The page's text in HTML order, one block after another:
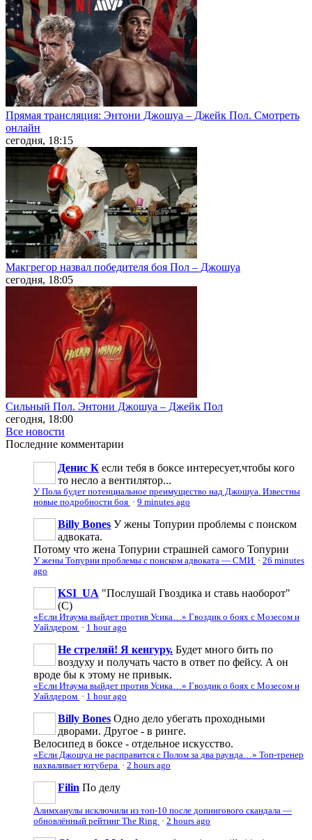
Прямая трансляция: Энтони Джошуа – Джейк Пол. Смотреть
онлайн
сегодня, 18:15
Макгрегор назвал победителя боя Пол – Джошуа
сегодня, 18:05
Сильный Пол. Энтони Джошуа – Джейк Пол
сегодня, 18:00
Все новости
Последние комментарии
Денис К если тебя в боксе интересует,чтобы кого
то несло а вентилятор...
У Пола будет потенциальное преимущество над Джошуа. Известны
новые подробности боя · 9 minutes ago
Billy Bones У жены Топурии проблемы с поиском
адвоката.
Потому что жена Топурии страшней самого Топурии
У жены Топурии проблемы с поиском адвоката — СМИ · 26 minutes
ago
KSI_UA "Послушай Гвоздика и ставь наоборот"
(С)
«Если Итаума выйдет против Усика…» Гвоздик о боях с Мозесом и
Уайлдером · 1 hour ago
Не стреляй! Я кенгуру. Будет много бить по
воздуху и получать часто в ответ по фейсу. А он
вроде бы к этому не привык.
«Если Итаума выйдет против Усика…» Гвоздик о боях с Мозесом и
Уайлдером · 1 hour ago
Billy Bones Одно дело убегать проходными
дворами. Другое - в ринге.
Велосипед в боксе - отдельное искусство.
«Если Джошуа не расправится с Полом за два раунда…» Топ-тренер
нахваливает ютубера · 2 hours ago
Filin По делу
Алимханулы исключили из топ-10 после допингового скандала —
обновлённый рейтинг The Ring · 2 hours ago